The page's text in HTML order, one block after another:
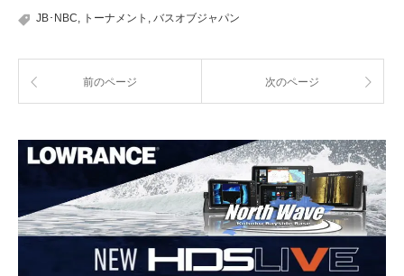
JB･NBC, トーナメント , バスオブジャパン
前のページ 次のページ